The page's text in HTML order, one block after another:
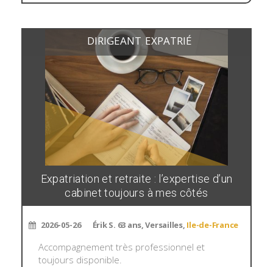
DIRIGEANT EXPATRIÉ
Expatriation et retraite : l’expertise d’un
cabinet toujours à mes côtés
2026-05-26 Érik S. 63 ans, Versailles, Ile-de-France
Accompagnement très professionnel et
toujours disponible.